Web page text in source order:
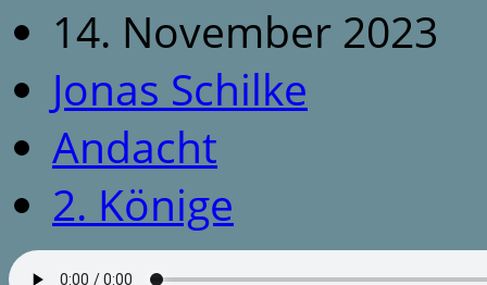
14. November 2023
Jonas Schilke
Andacht
2. Könige